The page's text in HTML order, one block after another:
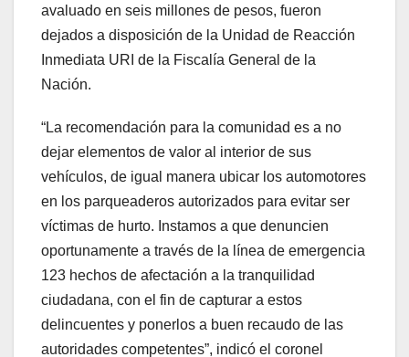
avaluado en seis millones de pesos, fueron
dejados a disposición de la Unidad de Reacción
Inmediata URI de la Fiscalía General de la
Nación.
“La recomendación para la comunidad es a no
dejar elementos de valor al interior de sus
vehículos, de igual manera ubicar los automotores
en los parqueaderos autorizados para evitar ser
víctimas de hurto. Instamos a que denuncien
oportunamente a través de la línea de emergencia
123 hechos de afectación a la tranquilidad
ciudadana, con el fin de capturar a estos
delincuentes y ponerlos a buen recaudo de las
autoridades competentes”, indicó el coronel